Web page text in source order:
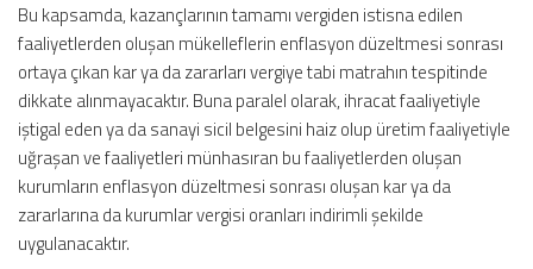
Bu kapsamda, kazançlarının tamamı vergiden istisna edilen
faaliyetlerden oluşan mükelleflerin enflasyon düzeltmesi sonrası
ortaya çıkan kar ya da zararları vergiye tabi matrahın tespitinde
dikkate alınmayacaktır. Buna paralel olarak, ihracat faaliyetiyle
iştigal eden ya da sanayi sicil belgesini haiz olup üretim faaliyetiyle
uğraşan ve faaliyetleri münhasıran bu faaliyetlerden oluşan
kurumların enflasyon düzeltmesi sonrası oluşan kar ya da
zararlarına da kurumlar vergisi oranları indirimli şekilde
uygulanacaktır.